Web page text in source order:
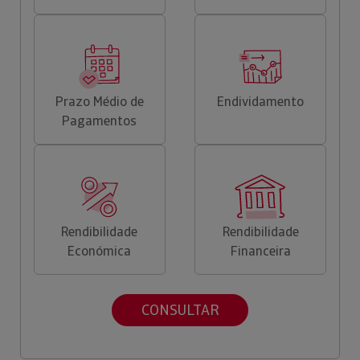
Prazo Médio de
Pagamentos
Endividamento
Rendibilidade
Económica
Rendibilidade
Financeira
CONSULTAR